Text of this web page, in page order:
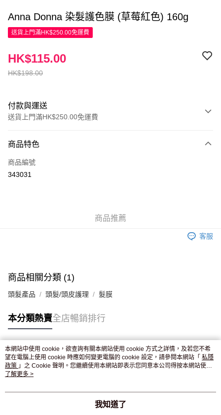
Anna Donna 染髮護色膜 (草莓紅色) 160g
送貨上門滿HK$250.00免運費
HK$198.00
HK$115.00
付款與運送
送貨上門滿HK$250.00免運費
信用卡
Apple Pay
付款後門市自取，訂單確認後2-4個工作天到店，7天內取。逾期後
商品特色
商品編號
343031
商品推薦
客服
商品相關分類 (1)
頭髮產品 頭髮/頭皮護理 髮膜
本分類熱賣全店暢銷排行
熱門標籤
熱銷排行
本網站中使用 cookie，欲查詢有關本網站使用 cookie 方式之詳情，及若您不希
望在電腦上使用 cookie 時應如何變更電腦的 cookie 設定，請參閱本網站「 私隱
政策 」之 Cookie 聲明。您繼續使用本網站即表示您同意本公司得按本網站使用
條款之 Cookie 聲明使用 cookie。
了解更多 >
我知道了